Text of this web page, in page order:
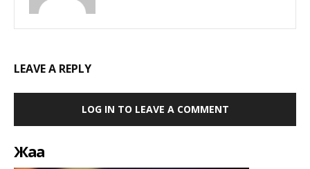
LEAVE A REPLY
LOG IN TO LEAVE A COMMENT
Жаңа